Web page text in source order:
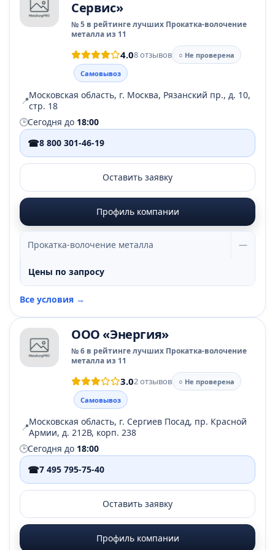
Сервис»
№ 5 в рейтинге лучших Прокатка-волочение
металла из 11
4.08 отзывов
○ Не проверена
Самовывоз
📍Московская область, г. Москва, Рязанский пр., д. 10,
стр. 18
🕒Сегодня до 18:00
☎8 800 301-46-19
Оставить заявку
Профиль компании
Прокатка-волочение металла —
Цены по запросу
Все условия →
ООО «Энергия»
№ 6 в рейтинге лучших Прокатка-волочение
металла из 11
3.02 отзывов
○ Не проверена
Самовывоз
📍Московская область, г. Сергиев Посад, пр. Красной
Армии, д. 212В, корп. 238
🕒Сегодня до 18:00
☎7 495 795-75-40
Оставить заявку
Профиль компании